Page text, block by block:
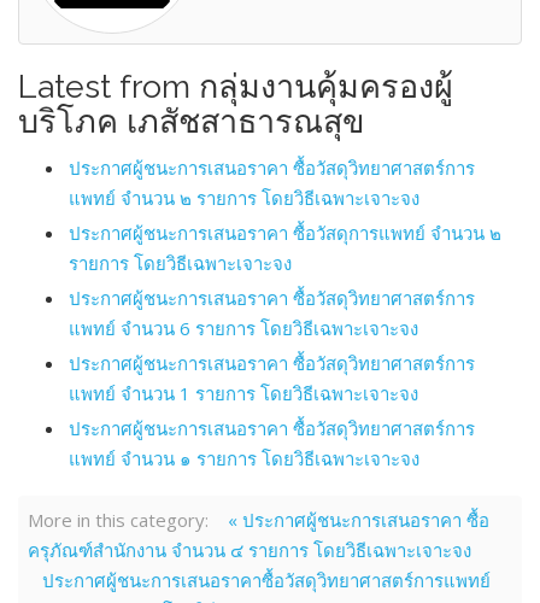
Latest from กลุ่มงานคุ้มครองผู้
บริโภค เภสัชสาธารณสุข
ประกาศผู้ชนะการเสนอราคา ซื้อวัสดุวิทยาศาสตร์การ
แพทย์ จำนวน ๒ รายการ โดยวิธีเฉพาะเจาะจง
ประกาศผู้ชนะการเสนอราคา ซื้อวัสดุการแพทย์ จำนวน ๒
รายการ โดยวิธีเฉพาะเจาะจง
ประกาศผู้ชนะการเสนอราคา ซื้อวัสดุวิทยาศาสตร์การ
แพทย์ จำนวน 6 รายการ โดยวิธีเฉพาะเจาะจง
ประกาศผู้ชนะการเสนอราคา ซื้อวัสดุวิทยาศาสตร์การ
แพทย์ จำนวน 1 รายการ โดยวิธีเฉพาะเจาะจง
ประกาศผู้ชนะการเสนอราคา ซื้อวัสดุวิทยาศาสตร์การ
แพทย์ จำนวน ๑ รายการ โดยวิธีเฉพาะเจาะจง
More in this category:
« ประกาศผู้ชนะการเสนอราคา ซื้อ
ครุภัณฑ์สำนักงาน จำนวน ๔ รายการ โดยวิธีเฉพาะเจาะจง
ประกาศผู้ชนะการเสนอราคาซื้อวัสดุวิทยาศาสตร์การแพทย์